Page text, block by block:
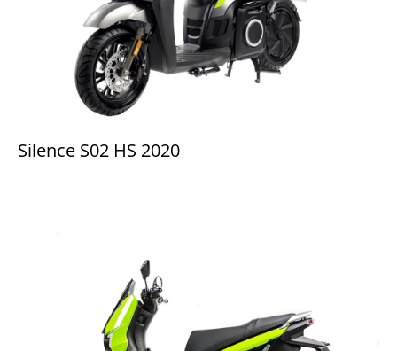
Silence S02 HS 2020